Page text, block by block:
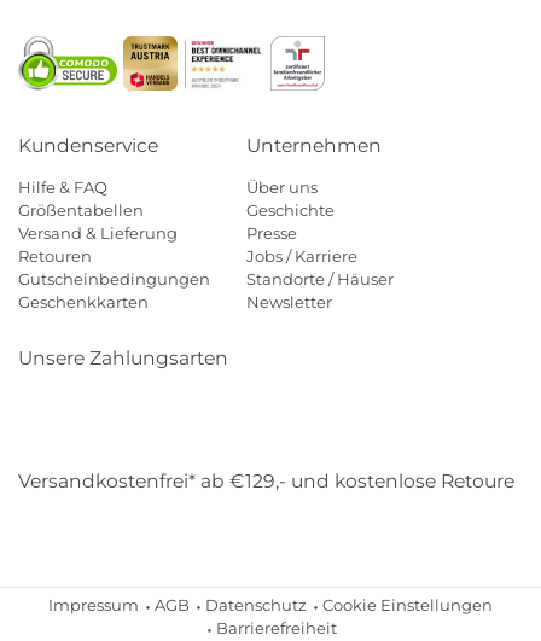
Kundenservice
Hilfe & FAQ
Größentabellen
Versand & Lieferung
Retouren
Gutscheinbedingungen
Geschenkkarten
Unternehmen
Über uns
Geschichte
Presse
Jobs / Karriere
Standorte / Häuser
Newsletter
Unsere Zahlungsarten
Versandkostenfrei* ab €129,- und kostenlose Retoure
Impressum AGB Datenschutz
Cookie Einstellungen
Barrierefreiheit